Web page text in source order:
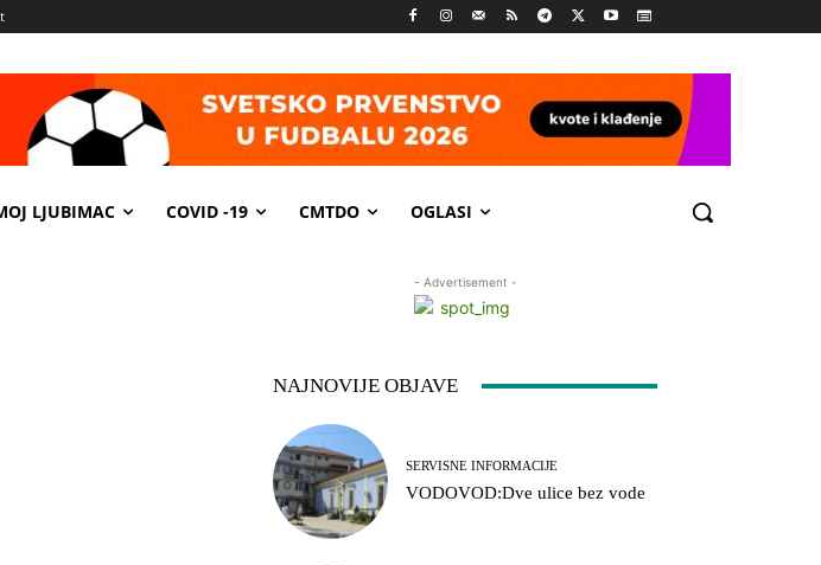
LJUBIMAC COVID -19 CMTDO OGLASI
- Advertisement -
NAJNOVIJE OBJAVE
SERVISNE INFORMACIJE
VODOVOD:Dve ulice bez vode